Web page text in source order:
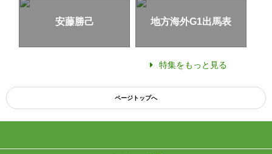
安藤勝己 地方海外G1出馬表
特集をもっと見る
ページトップへ